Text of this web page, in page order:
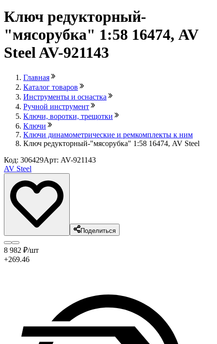
Ключ редукторный-
"мясорубка" 1:58 16474, AV
Steel AV-921143
Главная
Каталог товаров
Инструменты и оснастка
Ручной инструмент
Ключи, воротки, трещотки
Ключи
Ключи динамометрические и ремкомплекты к ним
Ключ редукторный-"мясорубка" 1:58 16474, AV Steel
Код: 306429Арт: AV-921143
AV Steel
Поделиться
8 982 ₽/шт
+269.46